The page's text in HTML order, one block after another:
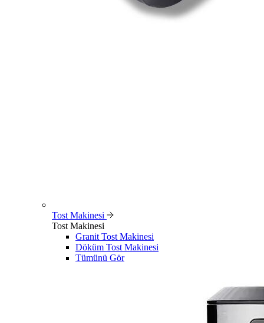
Tost Makinesi
Tost Makinesi
Granit Tost Makinesi
Döküm Tost Makinesi
Tümünü Gör